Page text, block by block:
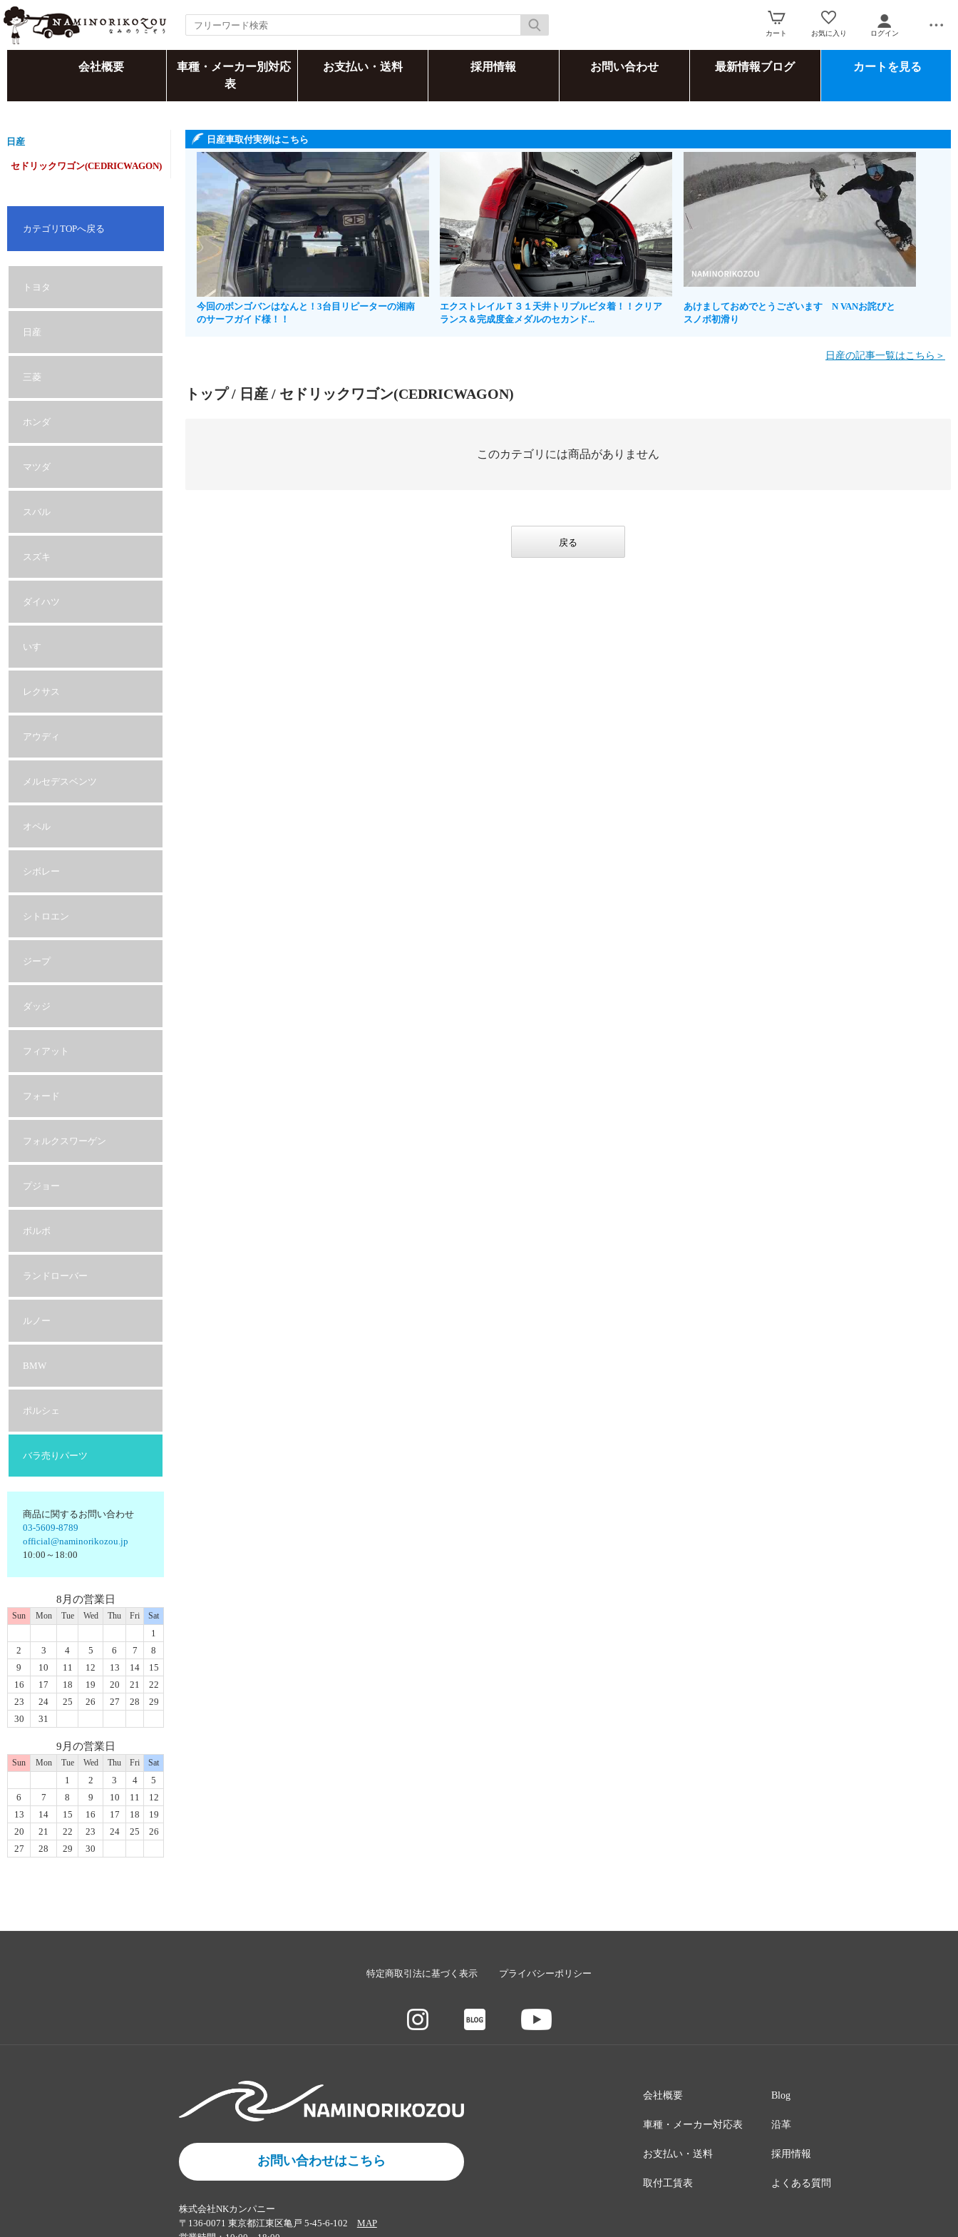
カート お気に入り ログイン
会社概要
車種・メーカー別対応
表
お支払い・送料 採用情報 お問い合わせ 最新情報ブログ カートを見る
日産
セドリックワゴン(CEDRICWAGON)
カテゴリTOPへ戻る
トヨタ
日産
三菱
ホンダ
マツダ
スバル
スズキ
ダイハツ
いすゞ
レクサス
アウディ
メルセデスベンツ
オペル
シボレー
シトロエン
ジープ
ダッジ
フィアット
フォード
フォルクスワーゲン
プジョー
ボルボ
ランドローバー
ルノー
BMW
ポルシェ
バラ売りパーツ
商品に関するお問い合わせ
03-5609-8789
official@naminorikozou.jp
10:00～18:00
8月の営業日
Sun Mon Tue Wed Thu Fri Sat
1
2
3 4 5 6 7
8
9
10 11 12 13 14
15
16
17 18 19 20 21
22
23
24 25 26 27 28
29
30
31
9月の営業日
Sun Mon Tue Wed Thu Fri Sat
1 2 3 4
5
6
7 8 9 10 11
12
13
14 15 16 17 18
19
20
21 22 23 24 25
26
27
28 29 30
日産車取付実例はこちら
今回のボンゴバンはなんと！3台目リピーターの湘南
のサーフガイド様！！
エクストレイルＴ３１天井トリプルビタ着！！クリア
ランス＆完成度金メダルのセカンド...
あけましておめでとうございます N VANお詫びと
スノボ初滑り
日産の記事一覧はこちら＞
トップ/ 日産 / セドリックワゴン(CEDRICWAGON)
このカテゴリには商品がありません
戻る
特定商取引法に基づく表示 プライバシーポリシー
お問い合わせはこちら
株式会社NKカンパニー
〒136-0071 東京都江東区亀戸 5-45-6-102 MAP
会社概要
車種・メーカー対応表
お支払い・送料
取付工賃表
Blog
沿革
採用情報
よくある質問